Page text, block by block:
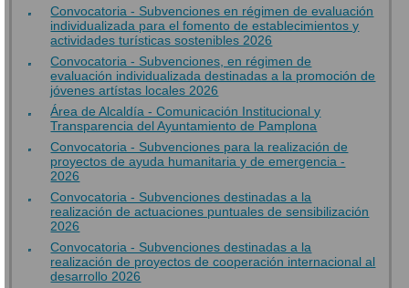
Convocatoria - Subvenciones en régimen de evaluación
individualizada para el fomento de establecimientos y
actividades turísticas sostenibles 2026
Convocatoria - Subvenciones, en régimen de
evaluación individualizada destinadas a la promoción de
jóvenes artístas locales 2026
Área de Alcaldía - Comunicación Institucional y
Transparencia del Ayuntamiento de Pamplona
Convocatoria - Subvenciones para la realización de
proyectos de ayuda humanitaria y de emergencia -
2026
Convocatoria - Subvenciones destinadas a la
realización de actuaciones puntuales de sensibilización
2026
Convocatoria - Subvenciones destinadas a la
realización de proyectos de cooperación internacional al
desarrollo 2026